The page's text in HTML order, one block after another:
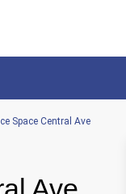
Space Central Ave